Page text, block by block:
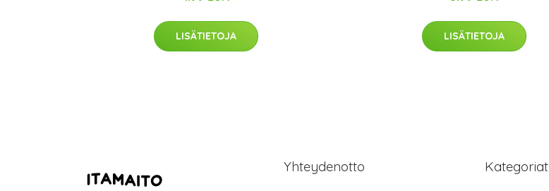
LISÄTIETOJA LISÄTIETOJA
Yhteydenotto Kategoriat